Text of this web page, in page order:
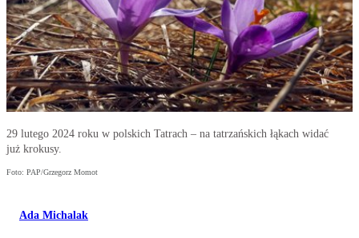
29 lutego 2024 roku w polskich Tatrach – na tatrzańskich łąkach widać
już krokusy.
Foto: PAP/Grzegorz Momot
Ada Michalak